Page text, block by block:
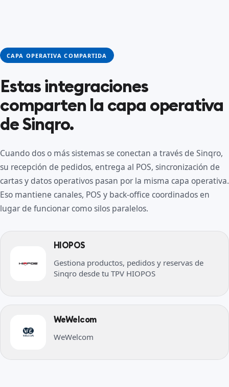
CAPA OPERATIVA COMPARTIDA
Estas integraciones
comparten la capa operativa
de Sinqro.
Cuando dos o más sistemas se conectan a través de Sinqro,
su recepción de pedidos, entrega al POS, sincronización de
cartas y datos operativos pasan por la misma capa operativa.
Eso mantiene canales, POS y back-office coordinados en
lugar de funcionar como silos paralelos.
HIOPOS
Gestiona productos, pedidos y reservas de
Sinqro desde tu TPV HIOPOS
WeWelcom
WeWelcom